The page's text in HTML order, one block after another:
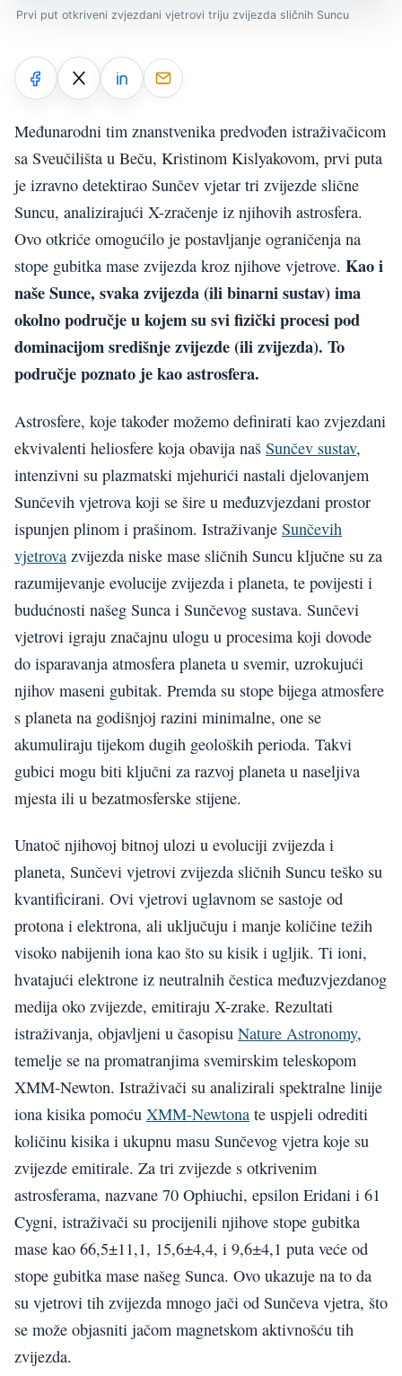
Prvi put otkriveni zvjezdani vjetrovi triju zvijezda sličnih Suncu
Međunarodni tim znanstvenika predvođen istraživačicom
sa Sveučilišta u Beču, Kristinom Kislyakovom, prvi puta
je izravno detektirao Sunčev vjetar tri zvijezde slične
Suncu, analizirajući X-zračenje iz njihovih astrosfera.
Ovo otkriće omogućilo je postavljanje ograničenja na
stope gubitka mase zvijezda kroz njihove vjetrove. Kao i
naše Sunce, svaka zvijezda (ili binarni sustav) ima
okolno područje u kojem su svi fizički procesi pod
dominacijom središnje zvijezde (ili zvijezda). To
područje poznato je kao astrosfera.
Astrosfere, koje također možemo definirati kao zvjezdani
ekvivalenti heliosfere koja obavija naš Sunčev sustav,
intenzivni su plazmatski mjehurići nastali djelovanjem
Sunčevih vjetrova koji se šire u međuzvjezdani prostor
ispunjen plinom i prašinom. Istraživanje Sunčevih
vjetrova zvijezda niske mase sličnih Suncu ključne su za
razumijevanje evolucije zvijezda i planeta, te povijesti i
budućnosti našeg Sunca i Sunčevog sustava. Sunčevi
vjetrovi igraju značajnu ulogu u procesima koji dovode
do isparavanja atmosfera planeta u svemir, uzrokujući
njihov maseni gubitak. Premda su stope bijega atmosfere
s planeta na godišnjoj razini minimalne, one se
akumuliraju tijekom dugih geoloških perioda. Takvi
gubici mogu biti ključni za razvoj planeta u naseljiva
mjesta ili u bezatmosferske stijene.
Unatoč njihovoj bitnoj ulozi u evoluciji zvijezda i
planeta, Sunčevi vjetrovi zvijezda sličnih Suncu teško su
kvantificirani. Ovi vjetrovi uglavnom se sastoje od
protona i elektrona, ali uključuju i manje količine težih
visoko nabijenih iona kao što su kisik i ugljik. Ti ioni,
hvatajući elektrone iz neutralnih čestica međuzvjezdanog
medija oko zvijezde, emitiraju X-zrake. Rezultati
istraživanja, objavljeni u časopisu Nature Astronomy,
temelje se na promatranjima svemirskim teleskopom
XMM-Newton. Istraživači su analizirali spektralne linije
iona kisika pomoću XMM-Newtona te uspjeli odrediti
količinu kisika i ukupnu masu Sunčevog vjetra koje su
zvijezde emitirale. Za tri zvijezde s otkrivenim
astrosferama, nazvane 70 Ophiuchi, epsilon Eridani i 61
Cygni, istraživači su procijenili njihove stope gubitka
mase kao 66,5±11,1, 15,6±4,4, i 9,6±4,1 puta veće od
stope gubitka mase našeg Sunca. Ovo ukazuje na to da
su vjetrovi tih zvijezda mnogo jači od Sunčeva vjetra, što
se može objasniti jačom magnetskom aktivnošću tih
zvijezda.